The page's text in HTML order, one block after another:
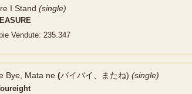
I Stand (single)
Vendute: 235.347
Bye, Mata ne (バイバイ、またね) (single)